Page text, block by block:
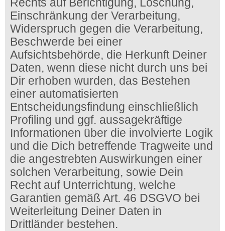
Rechts auf Berichtigung, Löschung,
Einschränkung der Verarbeitung,
Widerspruch gegen die Verarbeitung,
Beschwerde bei einer
Aufsichtsbehörde, die Herkunft Deiner
Daten, wenn diese nicht durch uns bei
Dir erhoben wurden, das Bestehen
einer automatisierten
Entscheidungsfindung einschließlich
Profiling und ggf. aussagekräftige
Informationen über die involvierte Logik
und die Dich betreffende Tragweite und
die angestrebten Auswirkungen einer
solchen Verarbeitung, sowie Dein
Recht auf Unterrichtung, welche
Garantien gemäß Art. 46 DSGVO bei
Weiterleitung Deiner Daten in
Drittländer bestehen.